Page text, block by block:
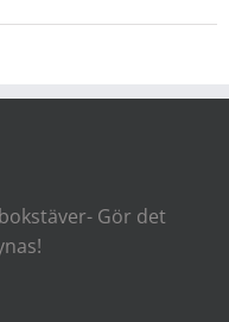
Gör det